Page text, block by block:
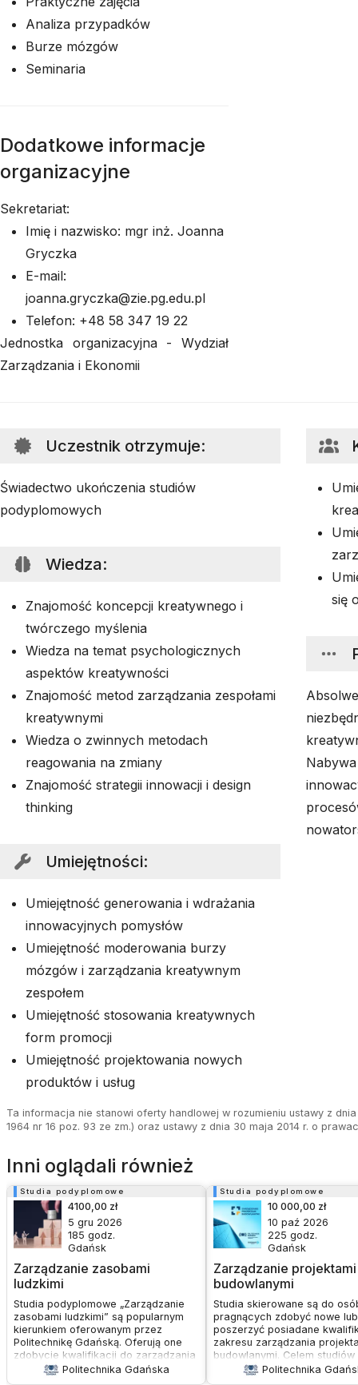
Analiza przypadków
Burze mózgów
Seminaria
Dodatkowe informacje
organizacyjne
Sekretariat:
Imię i nazwisko: mgr inż. Joanna
Gryczka
E-mail:
joanna.gryczka@zie.pg.edu.pl
Telefon: +48 58 347 19 22
Jednostka organizacyjna - Wydział
Zarządzania i Ekonomii
Uczestnik otrzymuje:
Świadectwo ukończenia studiów
podyplomowych
Wiedza:
Znajomość koncepcji kreatywnego i
twórczego myślenia
Wiedza na temat psychologicznych
aspektów kreatywności
Znajomość metod zarządzania zespołami
kreatywnymi
Wiedza o zwinnych metodach
reagowania na zmiany
Znajomość strategii innowacji i design
thinking
Umiejętności:
Umiejętność generowania i wdrażania
innowacyjnych pomysłów
Umiejętność moderowania burzy
mózgów i zarządzania kreatywnym
zespołem
Umiejętność stosowania kreatywnych
form promocji
Umiejętność projektowania nowych
produktów i usług
się
Ta informacja nie stanowi oferty handlowej w rozumieniu ustawy z
1964 nr 16 poz. 93 ze zm.) oraz ustawy z dnia 30 maja 2014 r. o
Inni oglądali również
Studia podyplomowe
Zarządzanie zasobami
ludzkimi
4100,00 zł
5 gru 2026
185 godz.
Gdańsk
Studia podyplomowe „Zarządzanie
zasobami ludzkimi” są popularnym
kierunkiem oferowanym przez
Politechnikę Gdańską. Oferują one
zdobycie kwalifikacji do zarządzania
zasobami ludzkimi, co otwiera nowe
Politechnika Gdańska
Studia podyplomowe
Zarządzanie projektami
budowlanymi
10 000,00 zł
10 paź 2026
225 godz.
Gdańsk
Studia skierowane są do
pragnących zdobyć nowe lub
poszerzyć posiadane
zakresu zarządzania
budowlanymi. Celem studiów
przygotowanie słuchacza do
Politechnika